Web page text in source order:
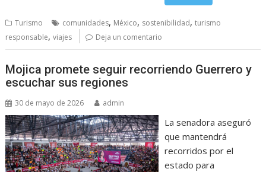
Turismo comunidades, México, sostenibilidad,turismo
responsable,viajes Deja un comentario
Mojica promete seguir recorriendo Guerrero y
escuchar sus regiones
30 de mayo de 2026 admin
La senadora aseguró
que mantendrá
recorridos por el
estado para